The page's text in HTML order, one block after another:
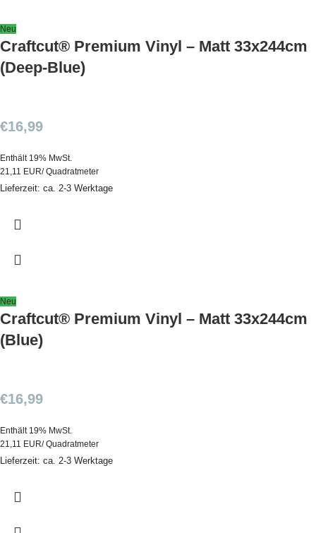
Neu
Craftcut® Premium Vinyl – Matt 33x244cm
(Deep-Blue)
€16,99
Enthält 19% MwSt.
21,11 EUR/ Quadratmeter
Lieferzeit: ca. 2-3 Werktage
Neu
Craftcut® Premium Vinyl – Matt 33x244cm
(Blue)
€16,99
Enthält 19% MwSt.
21,11 EUR/ Quadratmeter
Lieferzeit: ca. 2-3 Werktage